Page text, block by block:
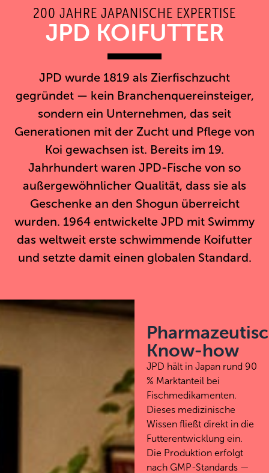
200 JAHRE JAPANISCHE EXPERTISE
JPD KOIFUTTER
JPD wurde 1819 als Zierfischzucht
gegründet — kein Branchenquereinsteiger,
sondern ein Unternehmen, das seit
Generationen mit der Zucht und Pflege von
Koi gewachsen ist. Bereits im 19.
Jahrhundert waren JPD-Fische von so
außergewöhnlicher Qualität, dass sie als
Geschenke an den Shogun überreicht
wurden. 1964 entwickelte JPD mit Swimmy
das weltweit erste schwimmende Koifutter
und setzte damit einen globalen Standard.
Know-how
JPD hält in Japan rund 90
% Marktanteil bei
Fischmedikamenten.
Dieses medizinische
Wissen fließt direkt in die
Futterentwicklung ein.
Die Produktion erfolgt
nach GMP-Standards —